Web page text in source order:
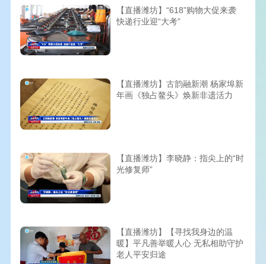
【直播潍坊】“618”购物大促来袭
快递行业迎“大考”
【直播潍坊】古韵融新潮 杨家埠新
年画《独占鳌头》焕新非遗活力
【直播潍坊】李晓静：指尖上的“时
光修复师”
【直播潍坊】【寻找我身边的温
暖】平凡善举暖人心 无私相助守护
老人平安归途